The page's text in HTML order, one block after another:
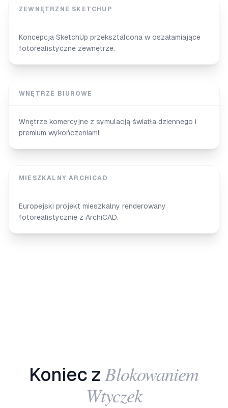
ZEWNĘTRZNE SKETCHUP
Koncepcja SketchUp przekształcona w oszałamiające
fotorealistyczne zewnętrze.
WNĘTRZE BIUROWE
Wnętrze komercyjne z symulacją światła dziennego i
premium wykończeniami.
MIESZKALNY ARCHICAD
Europejski projekt mieszkalny renderowany
fotorealistycznie z ArchiCAD.
Koniec z Blokowaniem
Wtyczek